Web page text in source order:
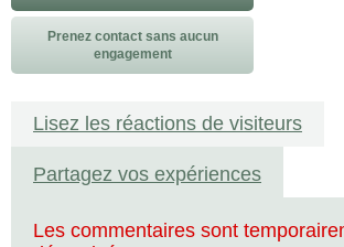
Prenez contact sans aucun
engagement
Lisez les réactions de visiteurs
Partagez vos expériences
Les commentaires sont